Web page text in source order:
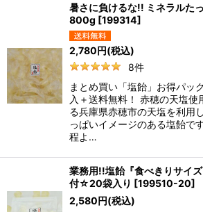
暑さに負けるな!! ミネラルた
800g [199314]
2,780円(税込)
8件
まとめ買い「塩飴」お得パ
入＋送料無料！ 赤穂の天塩使
る兵庫県赤穂市の天塩を利用
っぱいイメージのある塩飴で
程よ…
業務用!!塩飴『食べきりサイ
付☆20袋入り [199510-20]
2,580円(税込)